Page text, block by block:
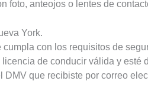
foto, anteojos o lentes de
York.
con los requisitos de
de conducir válida y
DMV que recibiste por correo